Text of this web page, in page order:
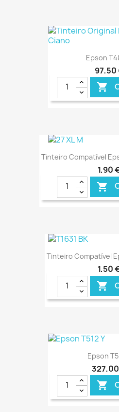
Epson
97,50

Tinteiro Compatível
1,90

Tinteiro Compatível
1,50

Epson
